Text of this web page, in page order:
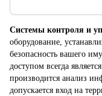
Системы контроля и
оборудование,
безопасность вашего
доступом всегда
производится анализ
допускается вход на